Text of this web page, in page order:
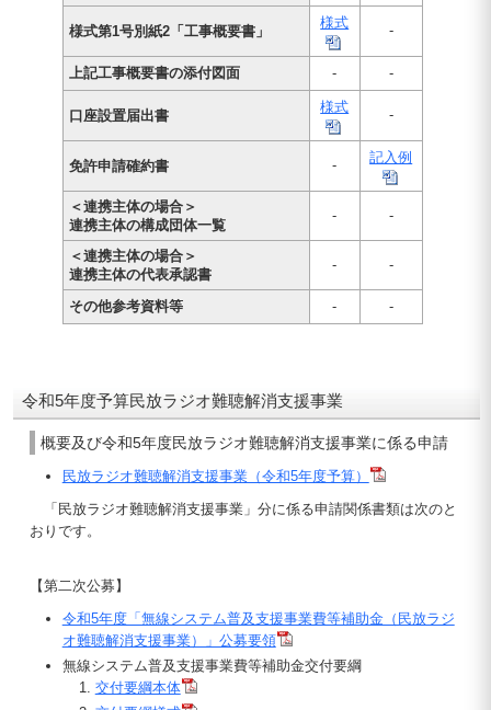
様式第1号別紙2「工事概要書」
様式 -
上記工事概要書の添付図面 - -
口座設置届出書
様式 -
免許申請確約書 - 記入例
＜連携主体の場合＞
連携主体の構成団体一覧
- -
＜連携主体の場合＞
連携主体の代表承認書
- -
その他参考資料等 - -
令和5年度予算民放ラジオ難聴解消支援事業
概要及び令和5年度民放ラジオ難聴解消支援事業に係る申請
民放ラジオ難聴解消支援事業（令和5年度予算）
「民放ラジオ難聴解消支援事業」分に係る申請関係書類は次のと
おりです。
【第二次公募】
令和5年度「無線システム普及支援事業費等補助金（民放ラジ
オ難聴解消支援事業）」公募要領
無線システム普及支援事業費等補助金交付要綱
交付要綱本体